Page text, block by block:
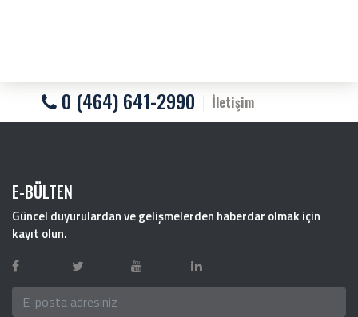
0 (464) 641-2990 İletişim
E-BÜLTEN
Güncel duyurulardan ve gelişmelerden haberdar olmak için
kayıt olun.